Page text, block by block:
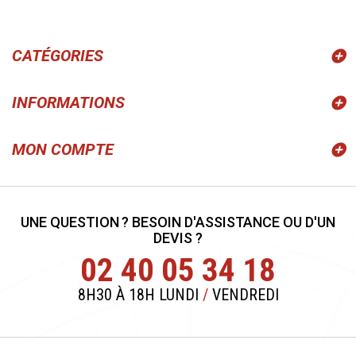
CATÉGORIES
INFORMATIONS
MON COMPTE
UNE QUESTION ? BESOIN D'ASSISTANCE OU D'UN
DEVIS ?
02 40 05 34 18
8H30 À 18H LUNDI /VENDREDI